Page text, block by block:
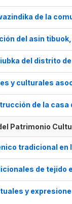
de la
del asin
del distrito de
y culturales
de la
Patrimonio
tradicional en
de tejido
y